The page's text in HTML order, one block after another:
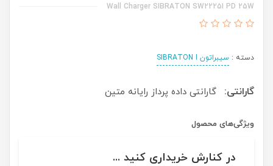
Wall Charger SIBRATON SW2225I PD 25W
دسته : سیبراتون SIBRATON I
گارانتی: گارانتی داده پرداز رایانه متین
ویژگی‌های محصول
در کنارش خریداری کنید ...